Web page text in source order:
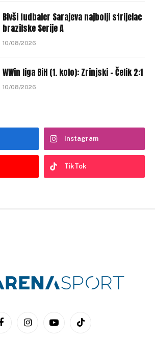
Bivši fudbaler Sarajeva najbolji strijelac
brazilske Serije A
10/08/2026
WWin liga BiH (1. kolo): Zrinjski – Čelik 2:1
10/08/2026
Instagram
TikTok
FacebookInstagramYouTubeTikTok